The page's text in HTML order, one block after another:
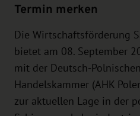
Termin merken
Die Wirtschaftsförderung
bietet am 08. September
mit der Deutsch-
Handelskammer (AHK
zur aktuellen Lage in der